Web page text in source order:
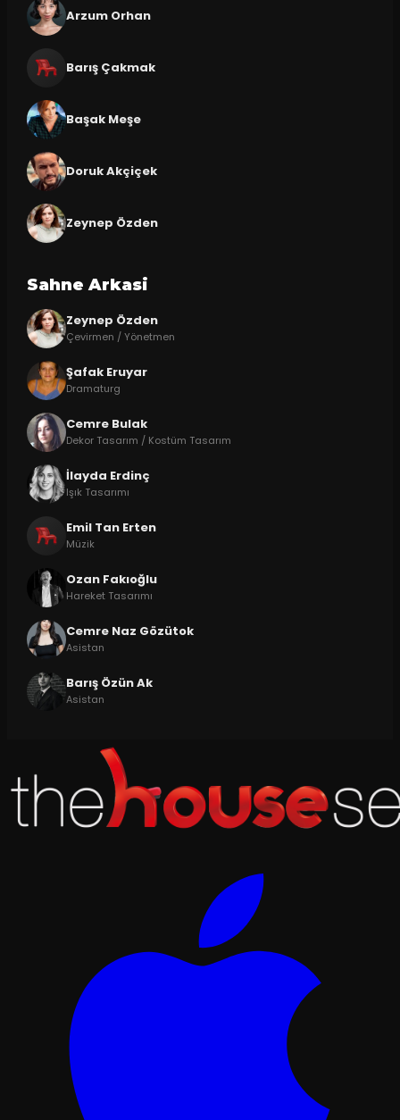
Arzum Orhan
Barış Çakmak
Başak Meşe
Doruk Akçiçek
Zeynep Özden
Sahne Arkasi
Zeynep Özden
Çevirmen / Yönetmen
Şafak Eruyar
Dramaturg
Cemre Bulak
Dekor Tasarım / Kostüm Tasarım
İlayda Erdinç
Işık Tasarımı
Emil Tan Erten
Müzik
Ozan Fakıoğlu
Hareket Tasarımı
Cemre Naz Gözütok
Asistan
Barış Özün Ak
Asistan